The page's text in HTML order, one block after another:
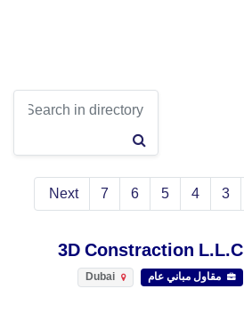
3
4
5
6
7
Next
3D Constraction L.L.C
مقاول مباني عام